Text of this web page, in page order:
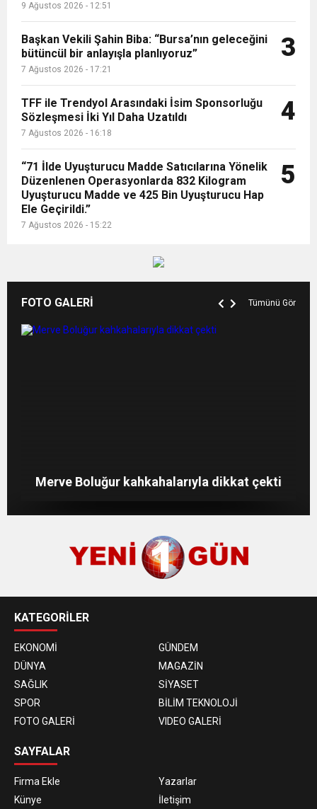
9 Ağustos 2026 - 12:51
Başkan Vekili Şahin Biba: “Bursa’nın geleceğini
bütüncül bir anlayışla planlıyoruz”
7 Ağustos 2026 - 17:21
3
TFF ile Trendyol Arasındaki İsim Sponsorluğu
Sözleşmesi İki Yıl Daha Uzatıldı
7 Ağustos 2026 - 16:18
4
“71 İlde Uyuşturucu Madde Satıcılarına Yönelik
Düzenlenen Operasyonlarda 832 Kilogram
Uyuşturucu Madde ve 425 Bin Uyuşturucu Hap
Ele Geçirildi.”
7 Ağustos 2026 - 15:22
5
FOTO GALERİ Tümünü Gör
Aslıhan Doğan Turan’ın formda kalma sırrı
Merve Boluğur kahkahalarıyla dikkat çektiOktay’a gönderme
KATEGORİLER
EKONOMİ
GÜNDEM
DÜNYA
MAGAZİN
SAĞLIK
SİYASET
SPOR
BİLİM TEKNOLOJİ
FOTO GALERİ
VIDEO GALERİ
SAYFALAR
Firma Ekle
Yazarlar
Künye
İletişim